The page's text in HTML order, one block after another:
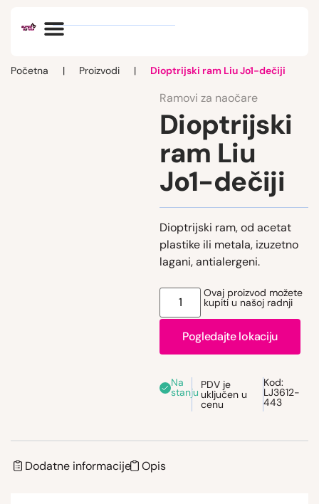
Početna | Proizvodi | Dioptrijski ram Liu Jo1-dečiji
Ramovi za naočare
Dioptrijski
ram Liu
Jo1-dečiji
Dioptrijski ram, od acetat
plastike ili metala, izuzetno
lagani, antialergeni.
Ovaj proizvod možete
kupiti u našoj radnji
Pogledajte lokaciju
Na
stanju
PDV je
uključen u
cenu
Kod:
LJ3612-
443
Dodatne informacije Opis